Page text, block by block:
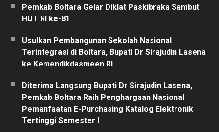
Pemkab Boltara Gelar Diklat Paskibraka Sambut
HUT RI ke-81
Usulkan Pembangunan Sekolah Nasional
Terintegrasi di Boltara, Bupati Dr Sirajudin Lasena
ke Kemendikdasmeen RI
Diterima Langsung Bupati Dr Sirajudin Lasena,
Pemkab Boltara Raih Penghargaan Nasional
Pemanfaatan E-Purchasing Katalog Elektronik
Tertinggi Semester I